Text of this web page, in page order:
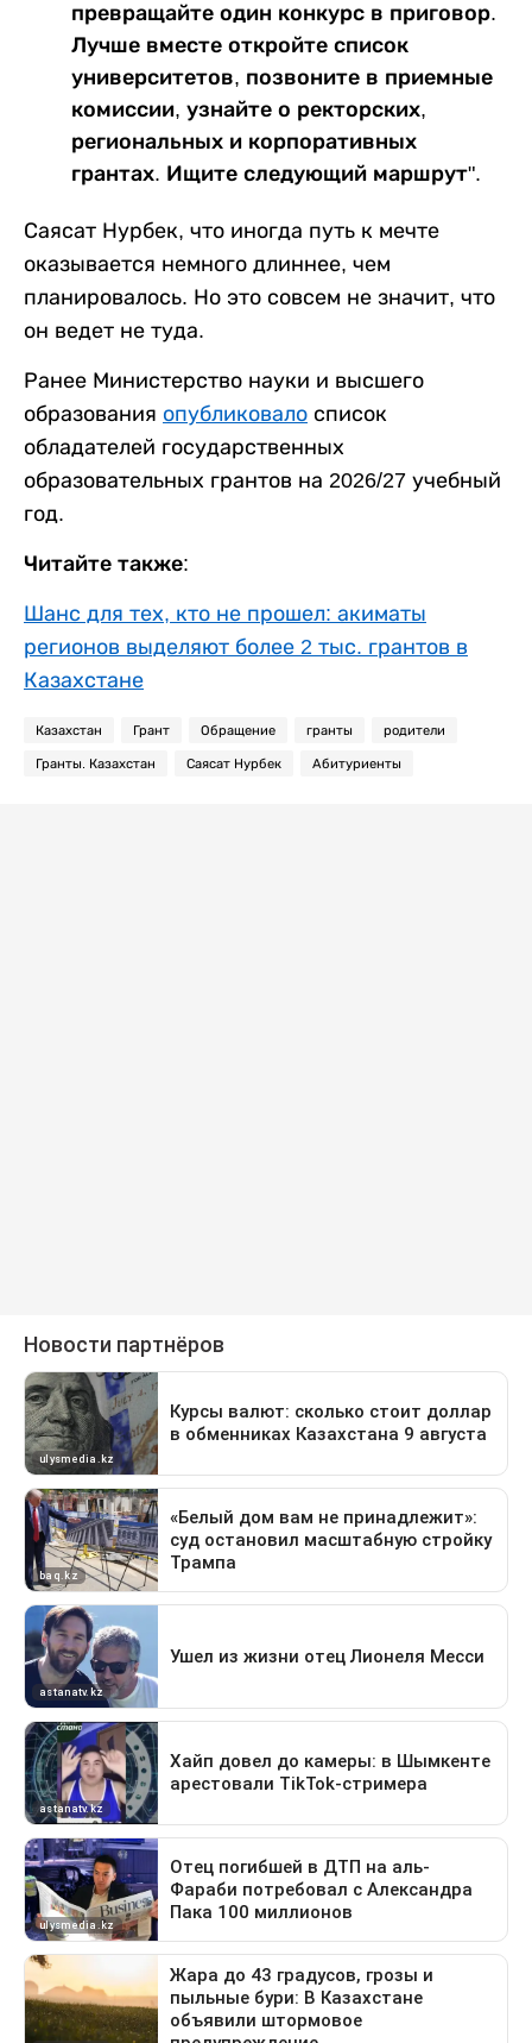
превращайте один конкурс в приговор.
Лучше вместе откройте список
университетов, позвоните в приемные
комиссии, узнайте о ректорских,
региональных и корпоративных
грантах. Ищите следующий маршрут".
Саясат Нурбек, что иногда путь к мечте
оказывается немного длиннее, чем
планировалось. Но это совсем не значит, что
он ведет не туда.
Ранее Министерство науки и высшего
образования опубликовало список
обладателей государственных
образовательных грантов на 2026/27 учебный
год.
Читайте также:
Шанс для тех, кто не прошел: акиматы
регионов выделяют более 2 тыс. грантов в
Казахстане
Казахстан Грант Обращение гранты родители
Гранты. Казахстан Саясат Нурбек Абитуриенты